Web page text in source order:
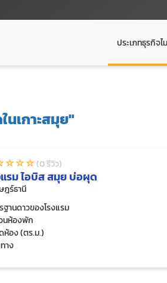
ประเภทธุรกิจไ
นเกาะสมุย"
(0 รีวิว)
แรม ไอบิส สมุย บ่อผุด
ฎร์ธานี
ฐานดาวของโรงแรม
นห้องพัก
ห้อง (ตร.ม.)
าง